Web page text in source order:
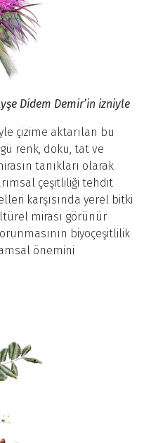
Didem Demir’in izniyle
çizime aktarılan bu
renk, doku, tat ve
tanıkları olarak
çeşitliliği tehdit
karşısında yerel bitki
mirası görünür
biyoçeşitlilik
önemini